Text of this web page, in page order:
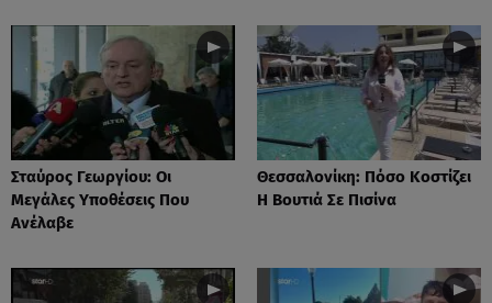
Σταύρος Γεωργίου: Οι
Μεγάλες Υποθέσεις Που
Ανέλαβε
Θεσσαλονίκη: Πόσο Κοστίζει
Η Βουτιά Σε Πισίνα